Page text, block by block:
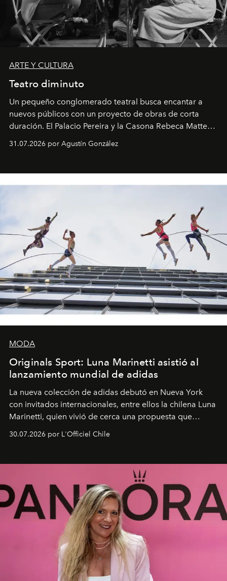
ARTE Y CULTURA
Teatro diminuto
Un pequeño conglomerado teatral busca encantar a
nuevos públicos con un proyecto de obras de corta
duración. El Palacio Pereira y la Casona Rebeca Matte
son algunos de los lugares que han albergado estas
miniobras. Sus puestas en escena son limpias; ponen el
31.07.2026 por Agustín González
MODA
Originals Sport: Luna Marinetti asistió al
lanzamiento mundial de adidas
La nueva colección de adidas debutó en Nueva York
con invitados internacionales, entre ellos la chilena Luna
Marinetti, quien vivió de cerca una propuesta que
fusiona moda y rendimiento.
30.07.2026 por L'Officiel Chile